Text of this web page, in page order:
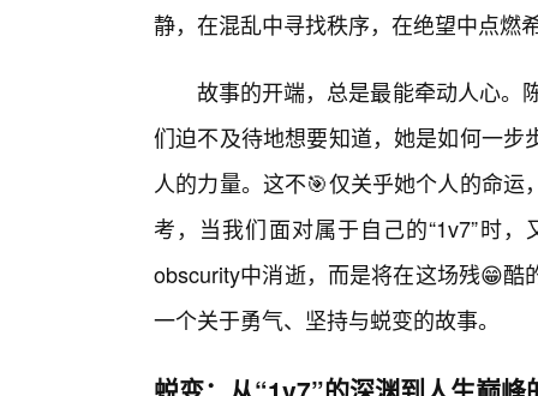
静，在混乱中寻找秩序，在绝望中点燃
故事的开端，总是最能牵动人心。
们迫不及待地想要知道，她是如何一
人的力量。这不🎯仅关乎她个人的命
考，当我们面对属于自己的“1v7”时
obscurity中消逝，而是将在这场残😁
一个关于勇气、坚持与蜕变的故事。